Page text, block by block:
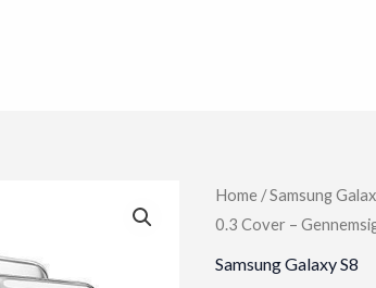
Home /Samsung
0.3 Cover –
Samsung Galaxy S8